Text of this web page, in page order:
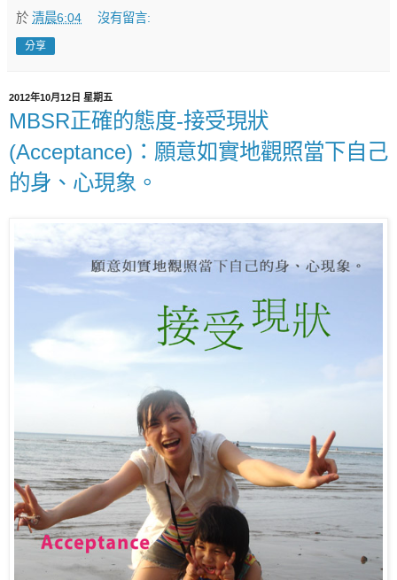
於 清晨6:04 沒有留言:
分享
2012年10月12日 星期五
MBSR正確的態度-接受現狀
(Acceptance)：願意如實地觀照當下自己
的身、心現象。